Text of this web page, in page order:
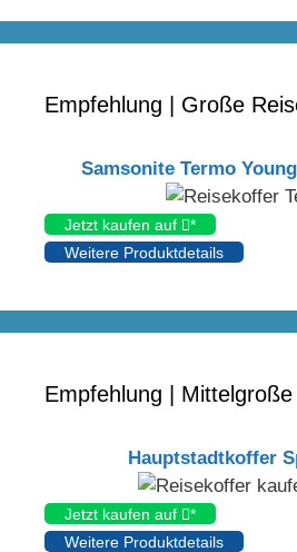
Empfehlung | Große
Samsonite Termo
Jetzt kaufen auf
*
Weitere Produktdetails
Empfehlung |
Hauptstadtkoffer
Jetzt kaufen auf
*
Weitere Produktdetails